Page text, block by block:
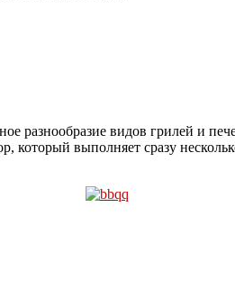
разнообразие видов грилей и
который выполняет сразу